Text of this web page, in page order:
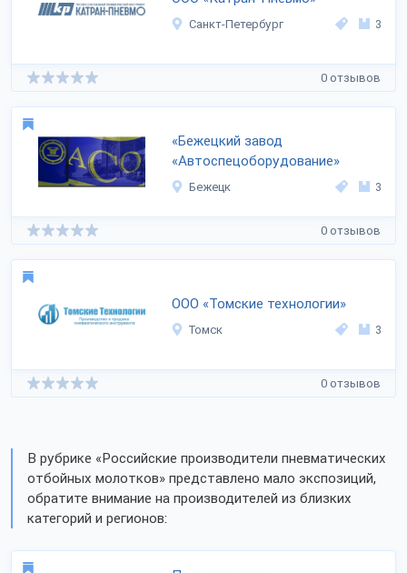
Санкт-Петербург 3
0 отзывов
«Бежецкий завод
«Автоспецоборудование»
Бежецк 3
0 отзывов
ООО «Томские технологии»
Томск 3
0 отзывов
В рубрике «Российские производители пневматических
отбойных молотков» представлено мало экспозиций,
обратите внимание на производителей из близких
категорий и регионов: